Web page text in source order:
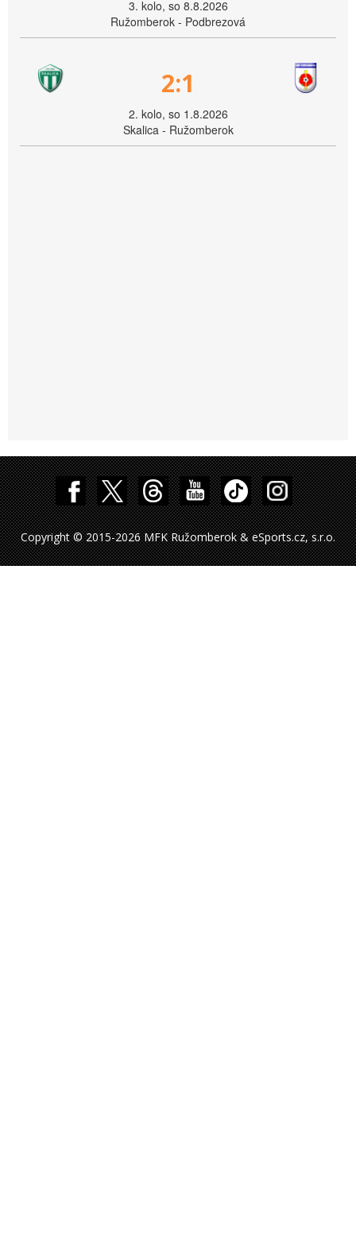
3. kolo, so 8.8.2026
Ružomberok - Podbrezová
2:1
2. kolo, so 1.8.2026
Skalica - Ružomberok
Copyright © 2015-2026 MFK Ružomberok & eSports.cz, s.r.o.